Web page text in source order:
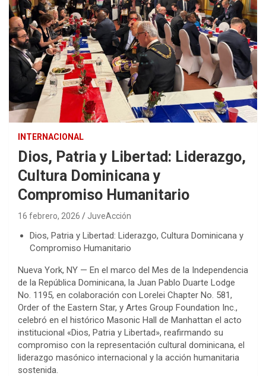
INTERNACIONAL
Dios, Patria y Libertad: Liderazgo,
Cultura Dominicana y
Compromiso Humanitario
16 febrero, 2026 JuveAcción
Dios, Patria y Libertad: Liderazgo, Cultura Dominicana y
Compromiso Humanitario
Nueva York, NY — En el marco del Mes de la Independencia
de la República Dominicana, la Juan Pablo Duarte Lodge
No. 1195, en colaboración con Lorelei Chapter No. 581,
Order of the Eastern Star, y Artes Group Foundation Inc.,
celebró en el histórico Masonic Hall de Manhattan el acto
institucional «Dios, Patria y Libertad», reafirmando su
compromiso con la representación cultural dominicana, el
liderazgo masónico internacional y la acción humanitaria
sostenida.